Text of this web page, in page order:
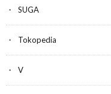
SUGA
Tokopedia
V